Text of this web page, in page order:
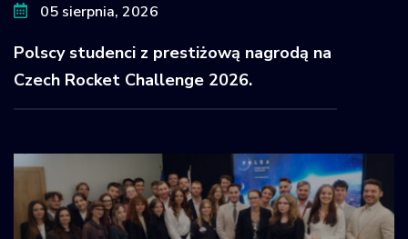
05 sierpnia, 2026
Polscy studenci z prestiżową nagrodą na
Czech Rocket Challenge 2026.